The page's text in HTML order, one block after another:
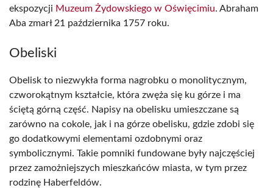
ekspozycji Muzeum Żydowskiego w Oświęcimiu. Abraham
Aba zmarł 21 października 1757 roku.
Obeliski
Obelisk to niezwykła forma nagrobku o monolitycznym,
czworokątnym kształcie, która zwęża się ku górze i ma
ściętą górną część. Napisy na obelisku umieszczane są
zarówno na cokole, jak i na górze obelisku, gdzie zdobi się
go dodatkowymi elementami ozdobnymi oraz
symbolicznymi. Takie pomniki fundowane były najczęściej
przez zamożniejszych mieszkańców miasta, w tym przez
rodzinę Haberfeldów.